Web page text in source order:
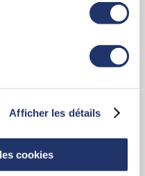
Afficher les détails
cookies